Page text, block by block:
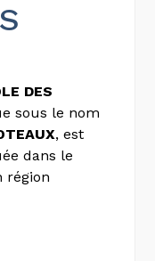
DES
sous le nom
, est
dans le
région